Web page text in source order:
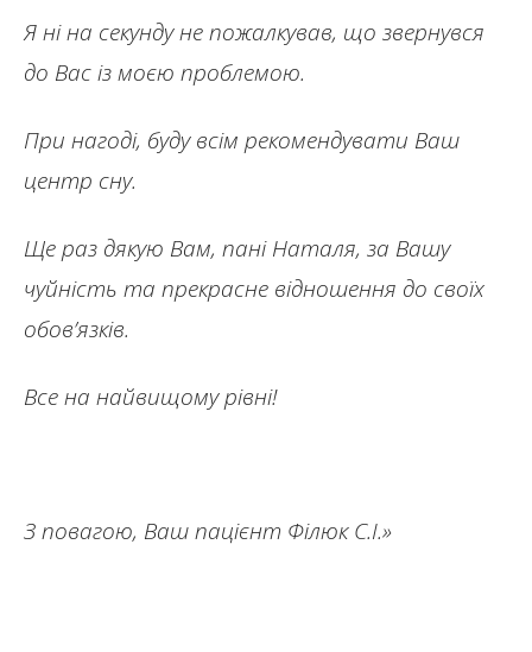
Я ні на секунду не пожалкував, що звернувся
до Вас із моєю проблемою.
При нагоді, буду всім рекомендувати Ваш
центр сну.
Ще раз дякую Вам, пані Наталя, за Вашу
чуйність та прекрасне відношення до своїх
обов’язків.
Все на найвищому рівні!
З повагою, Ваш пацієнт Філюк С.І.»